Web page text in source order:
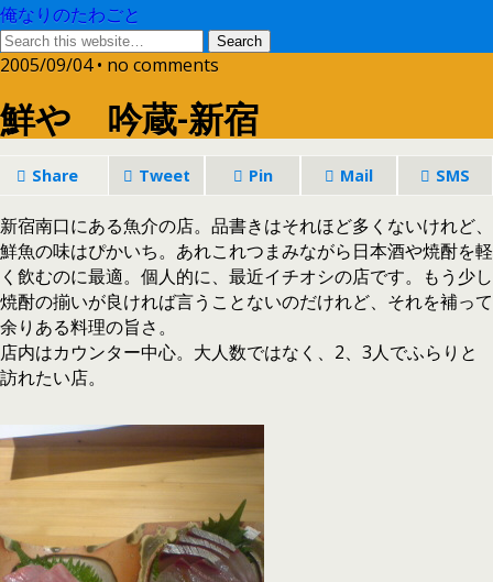
俺なりのたわごと
2005/09/04 • no comments
鮮や 吟蔵-新宿
Share Tweet Pin Mail SMS
新宿南口にある魚介の店。品書きはそれほど多くないけれど、
鮮魚の味はぴかいち。あれこれつまみながら日本酒や焼酎を軽
く飲むのに最適。個人的に、最近イチオシの店です。もう少し
焼酎の揃いが良ければ言うことないのだけれど、それを補って
余りある料理の旨さ。
店内はカウンター中心。大人数ではなく、2、3人でふらりと
訪れたい店。